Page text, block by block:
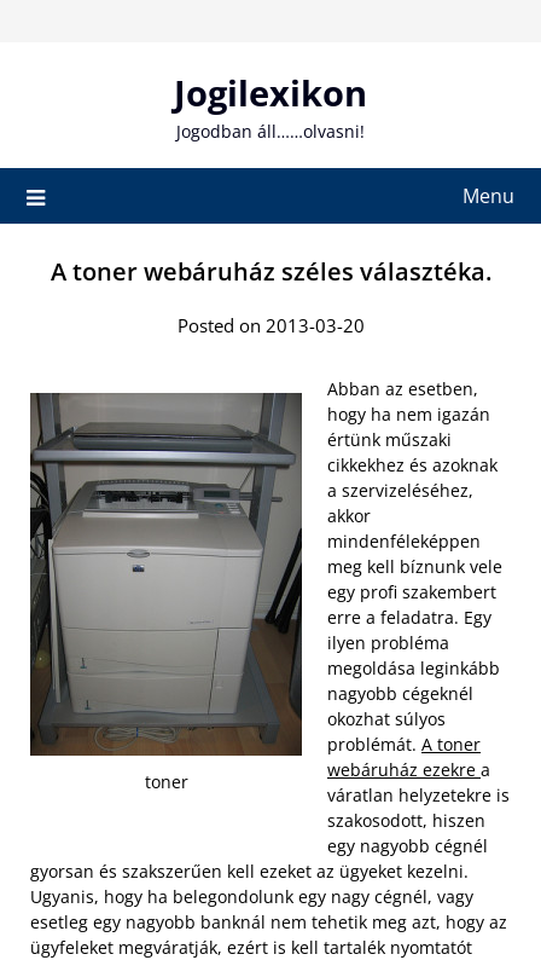
Jogilexikon
Jogodban áll……olvasni!
Menu
A toner webáruház széles választéka.
Posted on 2013-03-20
toner
Abban az esetben,
hogy ha nem igazán
értünk műszaki
cikkekhez és azoknak
a szervizeléséhez,
akkor
mindenféleképpen
meg kell bíznunk vele
egy profi szakembert
erre a feladatra. Egy
ilyen probléma
megoldása leginkább
nagyobb cégeknél
okozhat súlyos
problémát. A toner
webáruház ezekre a
váratlan helyzetekre is
szakosodott, hiszen
egy nagyobb cégnél
gyorsan és szakszerűen kell ezeket az ügyeket kezelni.
Ugyanis, hogy ha belegondolunk egy nagy cégnél, vagy
esetleg egy nagyobb banknál nem tehetik meg azt, hogy az
ügyfeleket megváratják, ezért is kell tartalék nyomtatót